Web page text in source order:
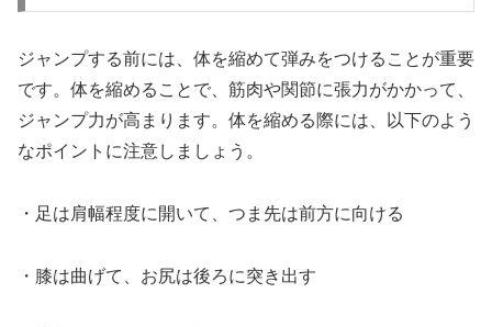
ジャンプする前には、体を縮めて弾みをつけることが重要
です。体を縮めることで、筋肉や関節に張力がかかって、
ジャンプ力が高まります。体を縮める際には、以下のよう
なポイントに注意しましょう。
・足は肩幅程度に開いて、つま先は前方に向ける
・膝は曲げて、お尻は後ろに突き出す